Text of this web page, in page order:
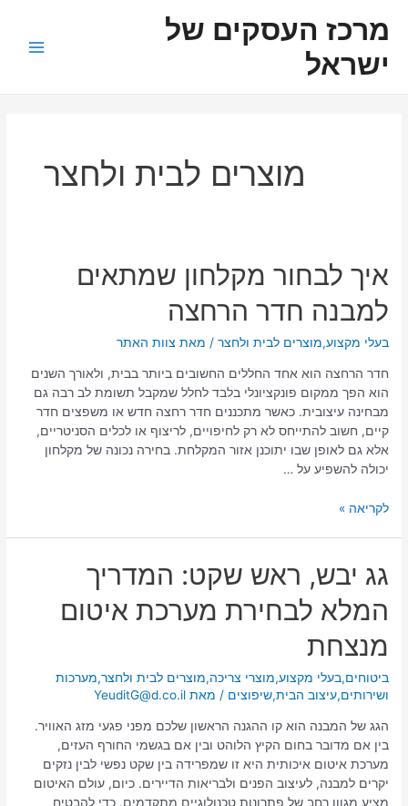
לתוכןמרכז העסקים של
ישראל
מוצרים לבית ולחצר
איך לבחור מקלחון שמתאים
למבנה חדר הרחצה
בעלי מקצוע,מוצרים לבית ולחצר / מאת צוות האתר
חדר הרחצה הוא אחד החללים החשובים ביותר בבית, ולאורך השנים
הוא הפך ממקום פונקציונלי בלבד לחלל שמקבל תשומת לב רבה גם
מבחינה עיצובית. כאשר מתכננים חדר רחצה חדש או משפצים חדר
קיים, חשוב להתייחס לא רק לחיפויים, לריצוף או לכלים הסניטריים,
אלא גם לאופן שבו יתוכנן אזור המקלחת. בחירה נכונה של מקלחון
יכולה להשפיע על …
איך
לבחור
מקלחון
שמתאים
למבנה
הרחצה
לקריאה »
גג יבש, ראש שקט: המדריך
המלא לבחירת מערכת איטום
מנצחת
ביטוחים,בעלי מקצוע,מוצרי צריכה,מוצרים לבית ולחצר,מערכות
ושירותים,עיצוב הבית,שיפוצים / מאתYeuditG@d.co.il
הגג של המבנה הוא קו ההגנה הראשון שלכם מפני פגעי מזג האוויר.
בין אם מדובר בחום הקיץ הלוהט ובין אם בגשמי החורף העזים,
מערכת איטום איכותית היא זו שמפרידה בין שקט נפשי לבין נזקים
יקרים למבנה, לעיצוב הפנים ולבריאות הדיירים. כיום, עולם האיטום
מציע מגוון רחב של פתרונות טכנולוגיים מתקדמים. כדי להבטיח
יבש,
ראש
שקט:
המדריך
המלא
לבחירת
מערכת